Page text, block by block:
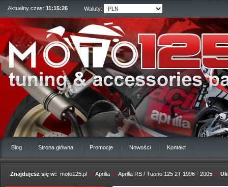
Aktualny czas: 11:15:26 Waluty:
Blog Strona główna Promocje Nowości Kontakt
Znajdujesz się w: moto125.pl » Aprilia » Aprilia RS / Tuono 125 2T 1996 - 2005 »